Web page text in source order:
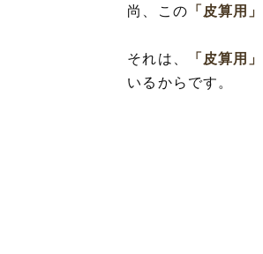
尚、この 「皮算用」
それは、 「皮算用」
いるからです。